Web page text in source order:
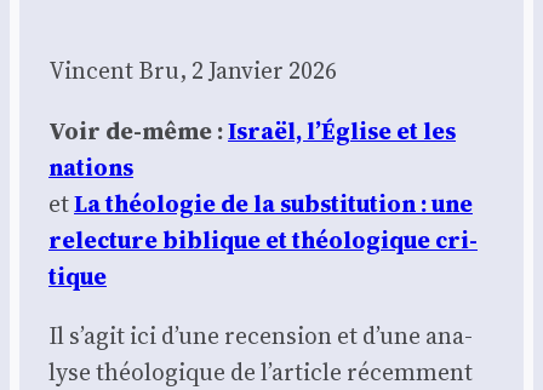
Vincent Bru, 2 Jan­vier 2026
Voir de-même :Israël, l’Église et les
nations
etLa théo­lo­gie de la sub­sti­tu­tion : une
relec­ture biblique et théo­lo­gique cri­
tique
Il s’agit ici d’une recen­sion et d’une ana­
lyse théo­lo­gique de l’article récem­ment